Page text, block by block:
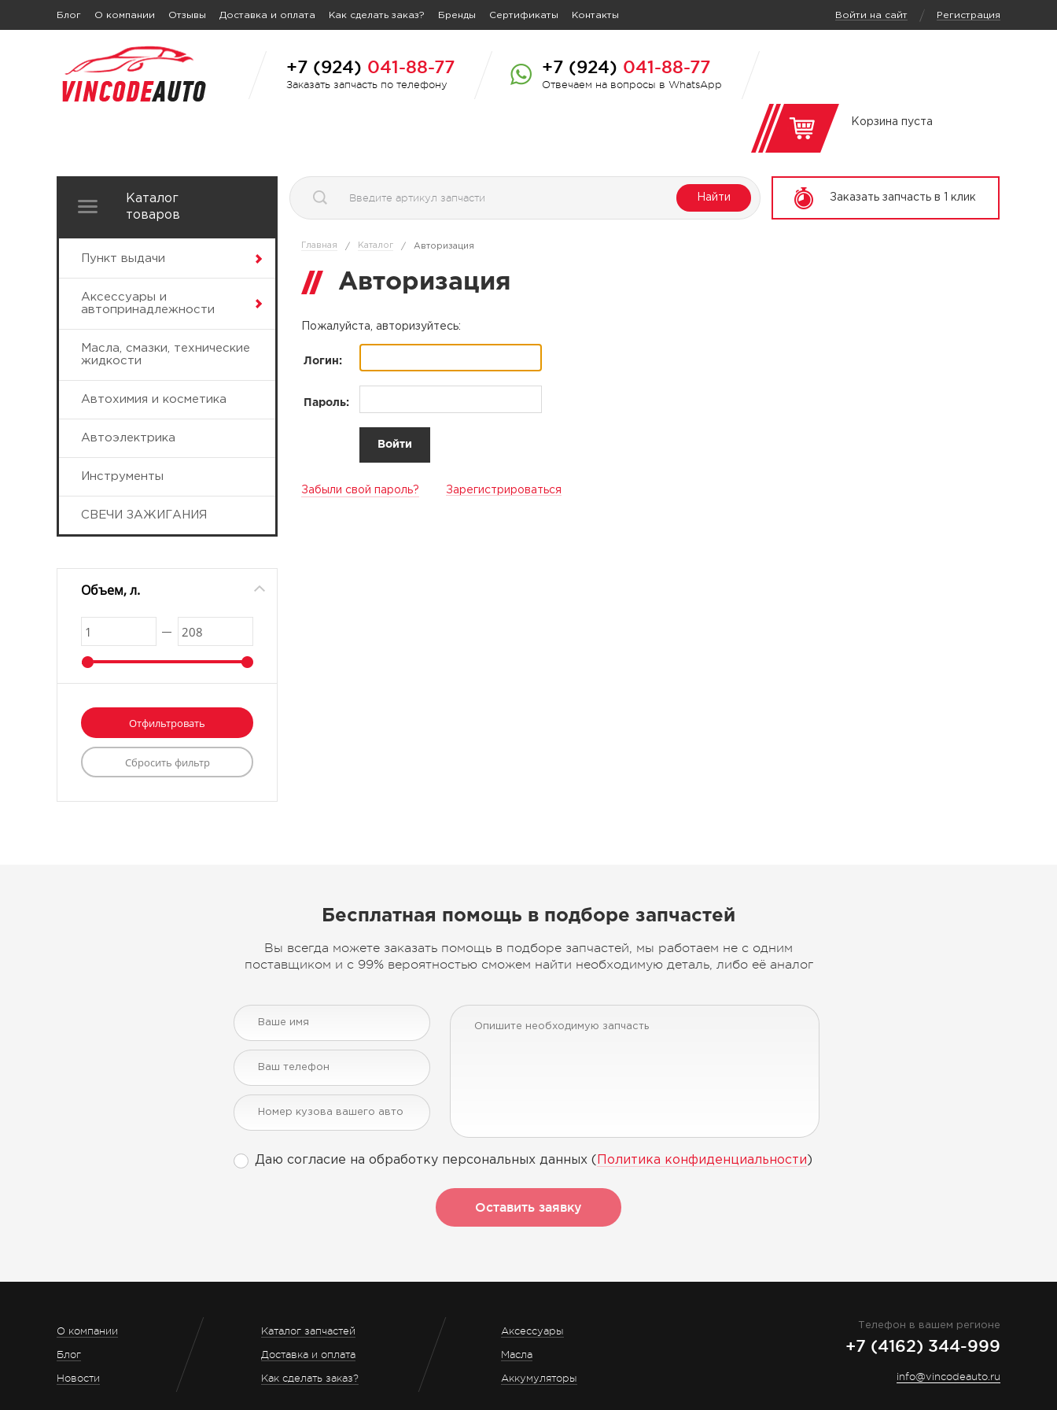
Блог О компании Отзывы Доставка и оплата Как сделать заказ? Бренды Сертификаты Контакты Войти на сайт / Регистрация
+7 (924) 041-88-77
Заказать запчасть по телефону
+7 (924) 041-88-77
Отвечаем на вопросы в WhatsApp
Корзина пуста
Каталог
товаров
Пункт выдачи
Аксессуары и
автопринадлежности
Масла, смазки, технические
жидкости
Автохимия и косметика
Автоэлектрика
Инструменты
СВЕЧИ ЗАЖИГАНИЯ
Объем, л.
Найти Заказать запчасть в 1 клик
Главная / Каталог / Авторизация
Авторизация
Пожалуйста, авторизуйтесь:
Логин:
Пароль:
Забыли свой пароль? Зарегистрироваться
Бесплатная помощь в подборе запчастей
Вы всегда можете заказать помощь в подборе запчастей, мы работаем не с одним
поставщиком и с 99% вероятностью сможем найти необходимую деталь, либо её аналог
Даю согласие на обработку персональных данных ( Политика конфиденциальности )
Оставить заявку
О компании
Блог
Новости
Каталог запчастей
Доставка и оплата
Как сделать заказ?
Аксессуары
Масла
Аккумуляторы
Телефон в вашем регионе
+7 (4162) 344-999
info@vincodeauto.ru